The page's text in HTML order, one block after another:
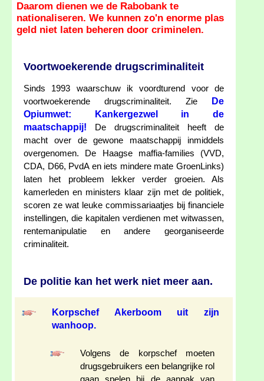
Daarom dienen we de Rabobank te
nationaliseren. We kunnen zo'n enorme plas
geld niet laten beheren door criminelen.
Voortwoekerende drugscriminaliteit
Sinds 1993 waarschuw ik voordturend voor de
voortwoekerende drugscriminaliteit. Zie
De
Opiumwet: Kankergezwel in de
maatschappij! De drugscriminaliteit heeft de
macht over de gewone maatschappij inmiddels
overgenomen. De Haagse maffia-families (VVD,
CDA, D66, PvdA en iets mindere mate GroenLinks)
laten het probleem lekker verder groeien. Als
kamerleden en ministers klaar zijn met de politiek,
scoren ze wat leuke commissariaatjes bij financiele
instellingen, die kapitalen verdienen met witwassen,
rentemanipulatie en andere georganiseerde
criminaliteit.
De politie kan het werk niet meer aan.
Korpschef Akerboom uit zijn
wanhoop.
Volgens de korpschef moeten
drugsgebruikers een belangrijke rol